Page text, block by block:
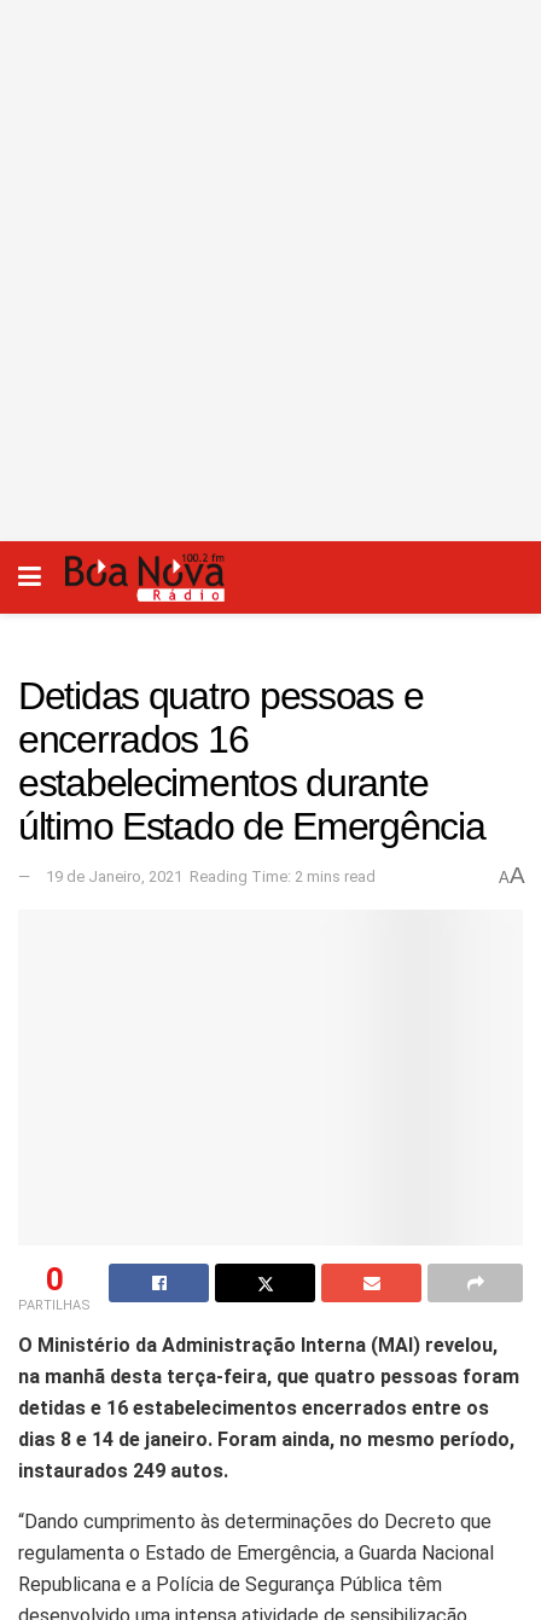
Detidas quatro pessoas e
encerrados 16
estabelecimentos durante
último Estado de Emergência
19 de Janeiro, 2021 Reading Time: 2 mins read AA
0
PARTILHAS
O Ministério da Administração Interna (MAI) revelou,
na manhã desta terça-feira, que quatro pessoas foram
detidas e 16 estabelecimentos encerrados entre os
dias 8 e 14 de janeiro. Foram ainda, no mesmo período,
instaurados 249 autos.
“Dando cumprimento às determinações do Decreto que
regulamenta o Estado de Emergência, a Guarda Nacional
Republicana e a Polícia de Segurança Pública têm